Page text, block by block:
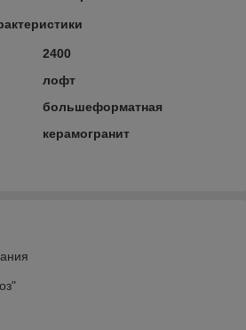
2400
лофт
большеформатная
керамогранит